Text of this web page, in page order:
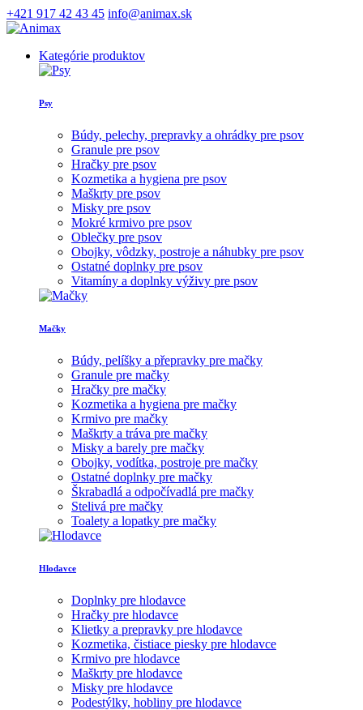
+421 917 42 43 45 info@animax.sk
Kategórie produktov
Psy
Búdy, pelechy, prepravky a ohrádky pre psov
Granule pre psov
Hračky pre psov
Kozmetika a hygiena pre psov
Maškrty pre psov
Misky pre psov
Mokré krmivo pre psov
Oblečky pre psov
Obojky, vôdzky, postroje a náhubky pre psov
Ostatné doplnky pre psov
Vitamíny a doplnky výživy pre psov
Mačky
Búdy, pelíšky a přepravky pre mačky
Granule pre mačky
Hračky pre mačky
Kozmetika a hygiena pre mačky
Krmivo pre mačky
Maškrty a tráva pre mačky
Misky a barely pre mačky
Obojky, vodítka, postroje pre mačky
Ostatné doplnky pre mačky
Škrabadlá a odpočívadlá pre mačky
Stelivá pre mačky
Toalety a lopatky pre mačky
Hlodavce
Doplnky pre hlodavce
Hračky pre hlodavce
Klietky a prepravky pre hlodavce
Kozmetika, čistiace piesky pre hlodavce
Krmivo pre hlodavce
Maškrty pre hlodavce
Misky pre hlodavce
Podestýlky, hobliny pre hlodavce